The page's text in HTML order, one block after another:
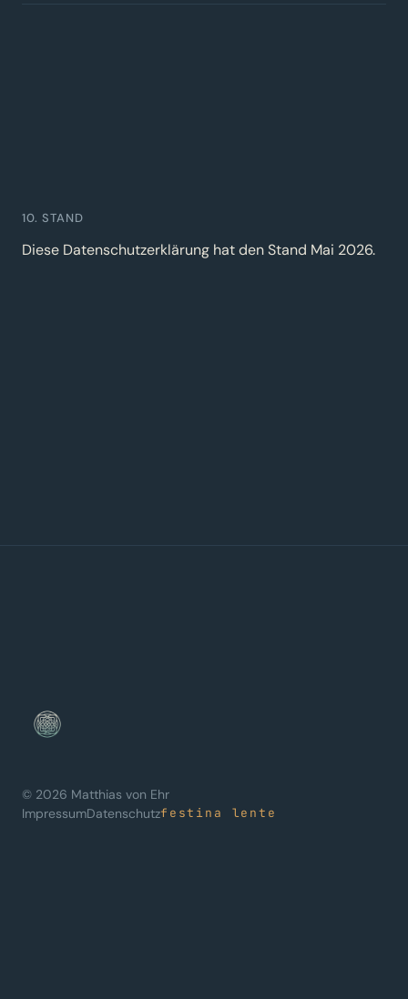
10. STAND
Diese Datenschutzerklärung hat den Stand Mai 2026.
© 2026 Matthias von Ehr
ImpressumDatenschutzfestina lente